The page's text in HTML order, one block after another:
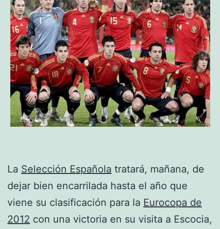
La Selección Española tratará, mañana, de
dejar bien encarrilada hasta el año que
viene su clasificación para la Eurocopa de
2012 con una victoria en su visita a Escocia,